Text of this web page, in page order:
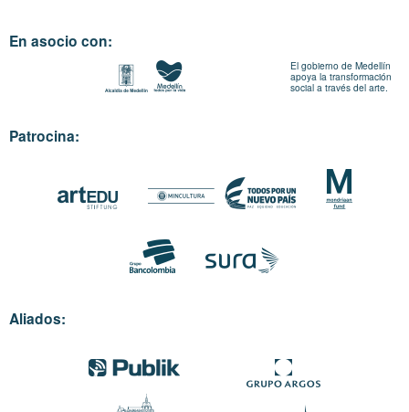
En asocio con:
El gobierno de Medellín
apoya la transformación
social a través del arte.
Patrocina:
Aliados: